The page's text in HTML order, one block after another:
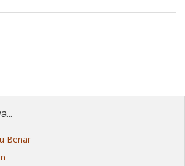
Benar